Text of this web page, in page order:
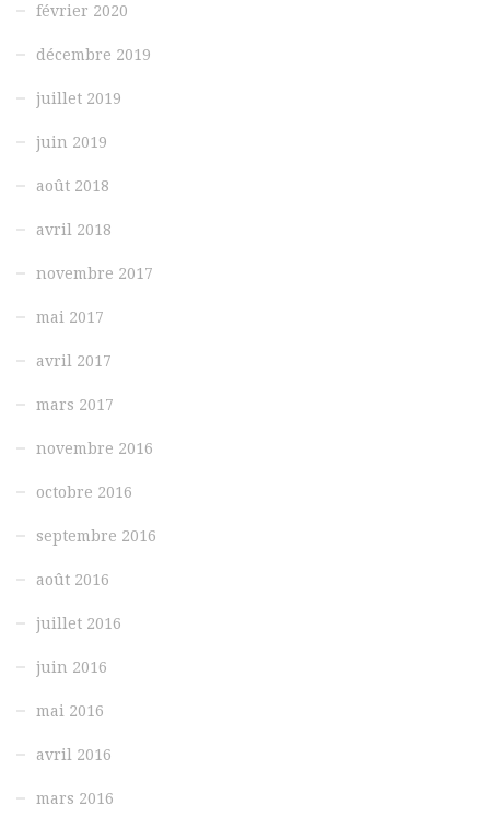
février 2020
décembre 2019
juillet 2019
juin 2019
août 2018
avril 2018
novembre 2017
mai 2017
avril 2017
mars 2017
novembre 2016
octobre 2016
septembre 2016
août 2016
juillet 2016
juin 2016
mai 2016
avril 2016
mars 2016